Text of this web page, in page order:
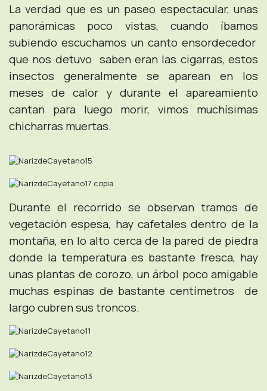
La verdad que es un paseo espectacular, unas
panorámicas poco vistas, cuando íbamos
subiendo escuchamos un canto ensordecedor
que nos detuvo saben eran las cigarras, estos
insectos generalmente se aparean en los
meses de calor y durante el apareamiento
cantan para luego morir, vimos muchísimas
chicharras muertas.
Durante el recorrido se observan tramos de
vegetación espesa, hay cafetales dentro de la
montaña, en lo alto cerca de la pared de piedra
donde la temperatura es bastante fresca, hay
unas plantas de corozo, un árbol poco amigable
muchas espinas de bastante centímetros de
largo cubren sus troncos.